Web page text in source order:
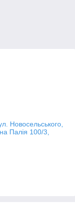
Новосельського,
Палія 100/3,